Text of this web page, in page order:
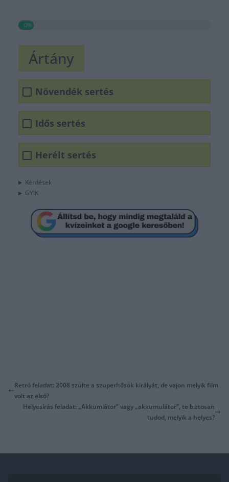
0%
Ártány
Növendék sertés
Idős sertés
Herélt sertés
Kérdések
GYIK
Retró feladat: 2008 szülte a szuperhősök királyát, de vajon melyik film
volt az első?
Helyesírás feladat: „Akkumlátor” vagy „akkumulátor”, te biztosan
tudod, melyik a helyes?